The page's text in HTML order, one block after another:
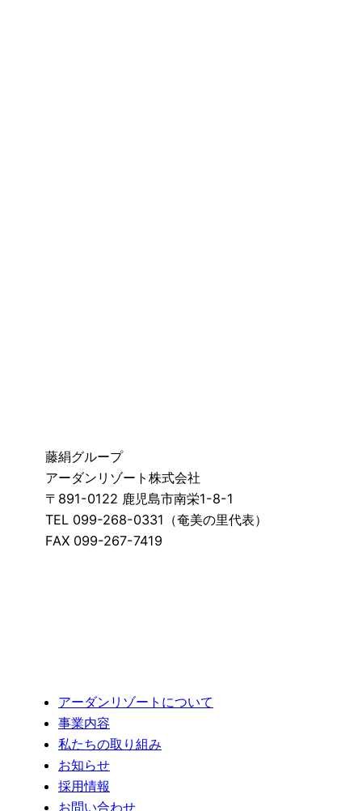
藤絹グループ
アーダンリゾート株式会社
〒891-0122 鹿児島市南栄1-8-1
TEL 099-268-0331（奄美の里代表）
FAX 099-267-7419
アーダンリゾートについて
事業内容
私たちの取り組み
お知らせ
採用情報
お問い合わせ